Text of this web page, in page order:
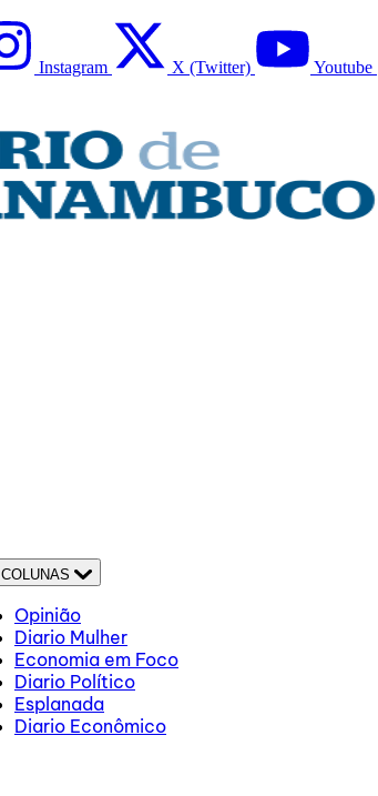
Instagram X (Twitter) Youtube
COLUNAS
Opinião
Diario Mulher
Economia em Foco
Diario Político
Esplanada
Diario Econômico